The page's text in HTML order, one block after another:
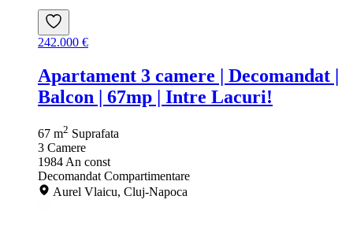
242.000 €
Apartament 3 camere | Decomandat |
Balcon | 67mp | Intre Lacuri!
67 m2 Suprafata
3 Camere
1984 An const
Decomandat Compartimentare
Aurel Vlaicu, Cluj-Napoca